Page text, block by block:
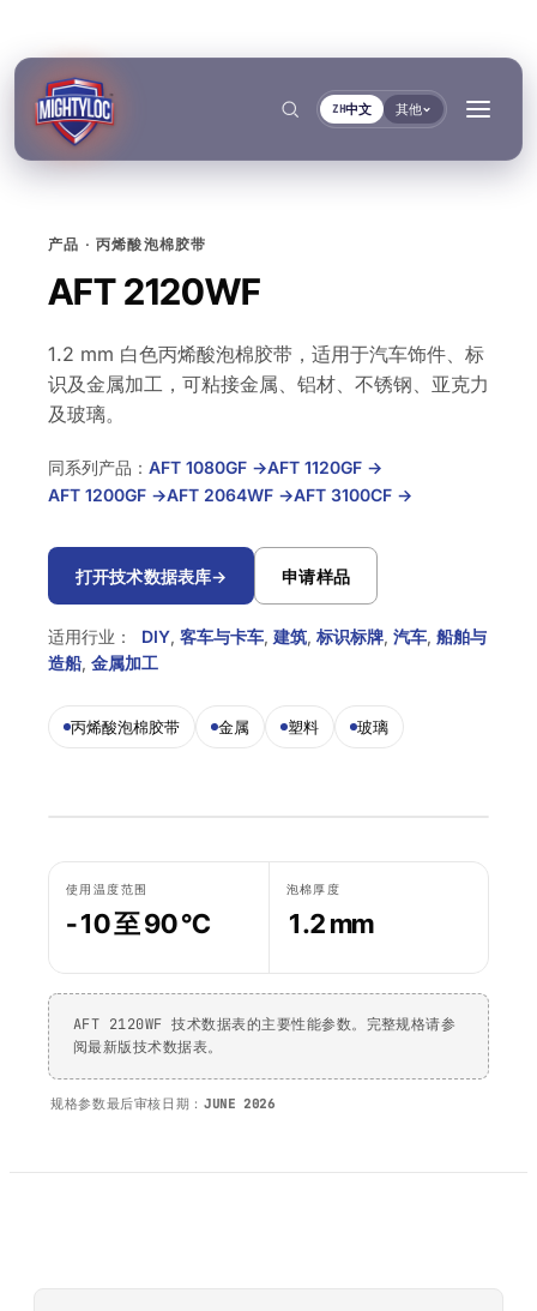
ZH中文 其他
粘接与固化
Krystal 2000
Krystal 3000
Krystal 4000
浏览更多→
密封与锁紧
Taftflex 6292
TaftGrip
浏览更多 →
AFT 1120GF
AFT 1200GF 丙烯酸泡棉胶带
AFT 2064WF
浏览更多 →
→
建筑与制造加工
金属加工
木工
客车与卡车制造
船舶与游艇
按基材分类
玻璃与陶瓷
塑料（非PP/PE）
复合材料与玻璃纤维
→
TDS资料库 按系列 基材选择器
使用温度指南
合规性
RoHS声明
各产品技术数据表
搜索
产品 · 丙烯酸泡棉胶带
AFT 2120WF
1.2 mm 白色丙烯酸泡棉胶带，适用于汽车饰件、标
识及金属加工，可粘接金属、铝材、不锈钢、亚克力
及玻璃。
同系列产品： AFT 1080GF →AFT 1120GF →
AFT 1200GF →AFT 2064WF →AFT 3100CF →
打开技术数据表库→ 申请样品
适用行业： DIY, 客车与卡车, 建筑, 标识标牌, 汽车, 船舶与
造船, 金属加工
丙烯酸泡棉胶带 金属 塑料 玻璃
使用温度范围
-10 至 90 °C
泡棉厚度
1.2 mm
AFT 2120WF 技术数据表的主要性能参数。完整规格请参
阅最新版技术数据表。
规格参数最后审核日期： JUNE 2026